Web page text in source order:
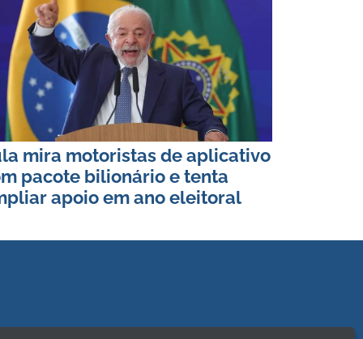
mira motoristas de aplicativo
pacote bilionário e tenta
apoio em ano eleitoral